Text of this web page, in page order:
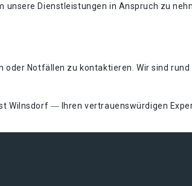
unsere Dienstleistungen in Anspruch zu
oder Notfällen zu kontaktieren. Wir sind
Wilnsdorf ― Ihren vertrauenswürdigen